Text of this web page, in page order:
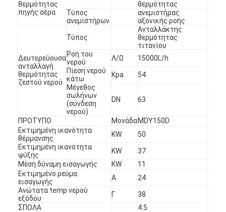
θερμότητας
πηγής αέρα
θερμότητας
Τύπος
ανεμιστήρων
ανεμιστήρας
αξονικής ροής
Δευτερεύουσα
ανταλλαγή
θερμότητας
ζεστού νερού
Τύπος
Ανταλλάκτης
θερμότητας
τιτανίου
Ροή του
νερού
Λ/Ω
15000L/h
Πίεση νερού
κάτω
Kpa
54
Μέγεθος
σωλήνων
(σύνδεση
νερού)
DN 63
ΠΡΟΤΥΠΟ ΜονάδαMDY150D
Εκτιμημένη ικανότητα
θέρμανσης
KW
50
Εκτιμημένη ικανότητα
ψύξης
KW
37
Μέση δύναμη εισαγωγής
KW
11
Εκτιμημένο ρεύμα
εισαγωγής
Α
24
Ανώτατα temp νερού
εξόδου
Γ
38
ΣΠΟΛΑ
4.5